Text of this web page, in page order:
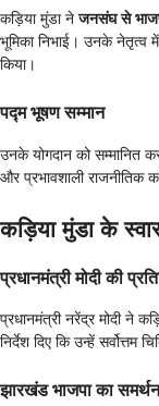
कड़िया मुंडा नेजनसंघ से
भूमिका निभाई। उनके नेतृत्व
किया।
पद्म भूषण सम्मान
उनके योगदान को सम्मानित
और प्रभावशाली राजनीतिक
कड़िया मुंडा के
प्रधानमंत्री मोदी की
प्रधानमंत्री नरेंद्र मोदी ने
निर्देश दिए कि उन्हें सर्वोत्तम
झारखंड भाजपा का समर्थन